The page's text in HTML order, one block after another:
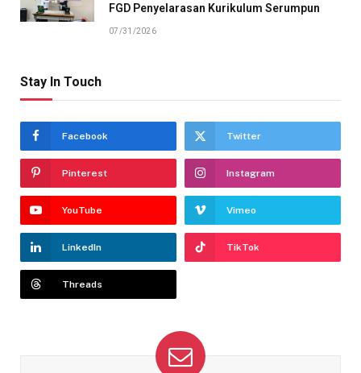
FGD Penyelarasan Kurikulum Serumpun
07/31/2026
Stay In Touch
Facebook Twitter
Pinterest Instagram
YouTube Vimeo
LinkedIn TikTok
Threads